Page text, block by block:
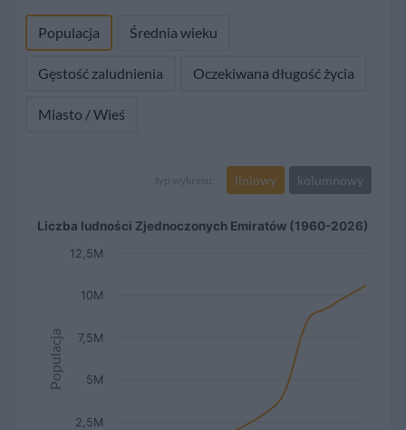
Populacja Średnia wieku
Gęstość zaludnienia Oczekiwana długość życia
Miasto / Wieś
typ wykresu: liniowy kolumnowy
Populacja
Liczba ludności Zjednoczonych Emiratów (1960-2026)
2,5M
5M
7,5M
10M
12,5M